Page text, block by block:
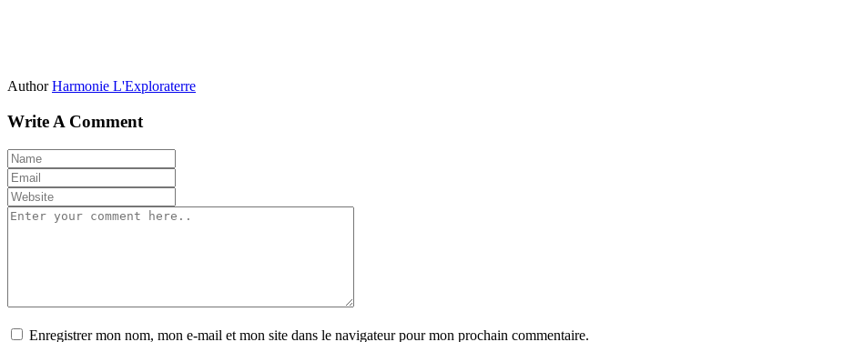
Author Harmonie L'Exploraterre
Write A Comment
Enregistrer mon nom, mon e-mail et mon site dans le navigateur pour mon prochain commentaire.